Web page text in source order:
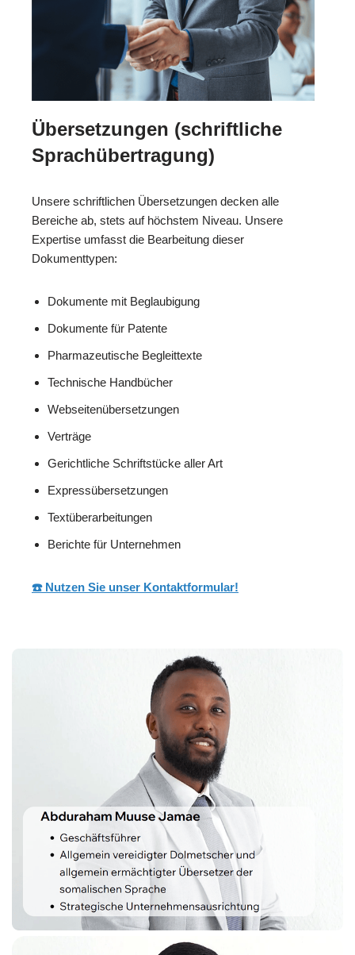
Übersetzungen (schriftliche
Sprachübertragung)
Unsere schriftlichen Übersetzungen decken alle
Bereiche ab, stets auf höchstem Niveau. Unsere
Expertise umfasst die Bearbeitung dieser
Dokumenttypen:
Dokumente mit Beglaubigung
Dokumente für Patente
Pharmazeutische Begleittexte
Technische Handbücher
Webseitenübersetzungen
Verträge
Gerichtliche Schriftstücke aller Art
Expressübersetzungen
Textüberarbeitungen
Berichte für Unternehmen
☎️ Nutzen Sie unser Kontaktformular!